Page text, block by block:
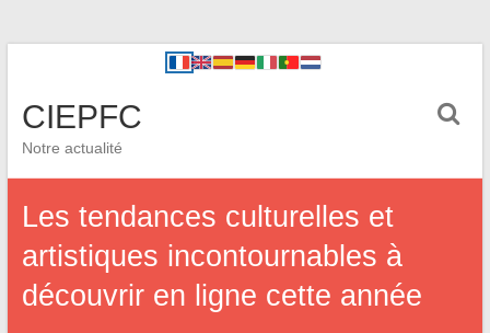
CIEPFC
Notre actualité
Les tendances culturelles et
artistiques incontournables à
découvrir en ligne cette année